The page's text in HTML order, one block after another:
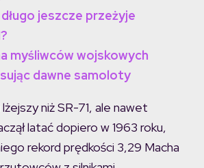
jeszcze przeżyje
myśliwców wojskowych
dawne samoloty
niż SR-71, ale nawet
latać dopiero w 1963 roku,
rekord prędkości 3,29 Macha